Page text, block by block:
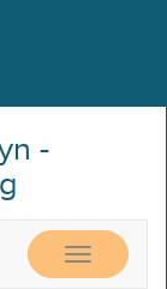
-
VIS
MENY